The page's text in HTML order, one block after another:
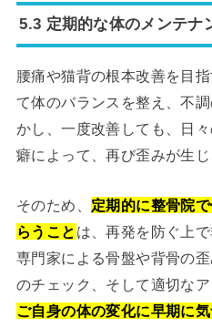
5.3 定期的な体のメンテナ
腰痛や猫背の根本改善を目
て体のバランスを整え、不
かし、一度改善しても、日
癖によって、再び歪みが生じ
そのため、 定期的に整骨院
らうこと は、再発を防ぐ上
専門家による骨盤や背骨の
のチェック、そして適切な
ご自身の体の変化に早期に